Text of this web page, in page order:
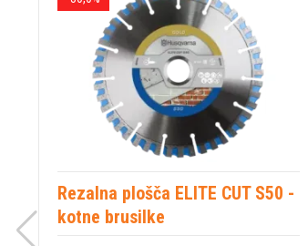
* Pridržujemo si pravico do napak na
zanje ne prevzemamo odgovornosti.
Rezalna plošča ELITE CUT S50 -
kotne brusilke